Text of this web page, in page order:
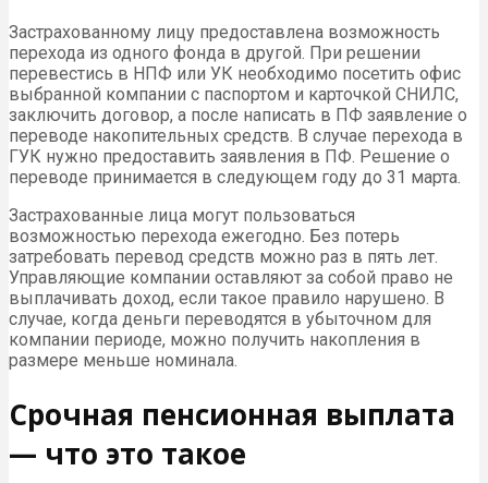
Застрахованному лицу предоставлена возможность
перехода из одного фонда в другой. При решении
перевестись в НПФ или УК необходимо посетить офис
выбранной компании с паспортом и карточкой СНИЛС,
заключить договор, а после написать в ПФ заявление о
переводе накопительных средств. В случае перехода в
ГУК нужно предоставить заявления в ПФ. Решение о
переводе принимается в следующем году до 31 марта.
Застрахованные лица могут пользоваться
возможностью перехода ежегодно. Без потерь
затребовать перевод средств можно раз в пять лет.
Управляющие компании оставляют за собой право не
выплачивать доход, если такое правило нарушено. В
случае, когда деньги переводятся в убыточном для
компании периоде, можно получить накопления в
размере меньше номинала.
Срочная пенсионная выплата
— что это такое